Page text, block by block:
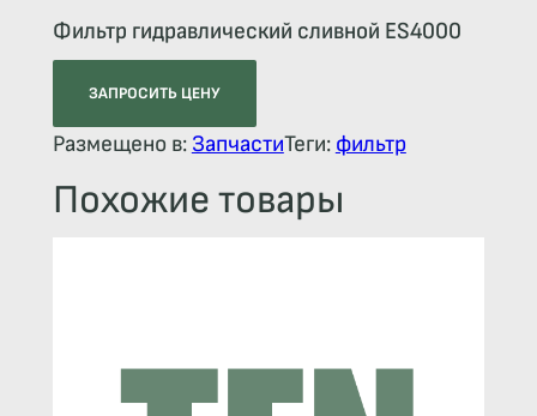
Фильтр гидравлический сливной ES4000
ЗАПРОСИТЬ ЦЕНУ
Размещено в: ЗапчастиТеги: фильтр
Похожие товары